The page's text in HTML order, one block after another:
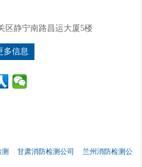
区静宁南路昌运大厦5楼
多信息
甘肃消防检测公司
兰州消防检测公